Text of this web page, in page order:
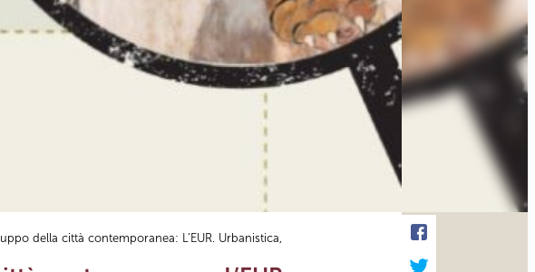
della città contemporanea: L’EUR. Urbanistica,